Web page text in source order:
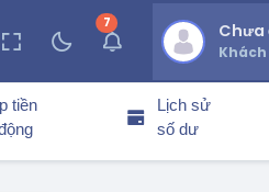
7thông báo chưa đọcChưa
Khách
tiền
Lịch sử
số dư